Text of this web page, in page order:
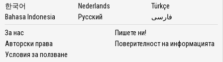
한국어
Bahasa Indonesia
Nederlands
Русский
Türkçe
فارسی
За нас
Авторски права
Условия за ползване
Пишете ни!
Поверителност на информацията